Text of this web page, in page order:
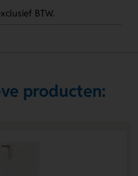
BTW.
producten: